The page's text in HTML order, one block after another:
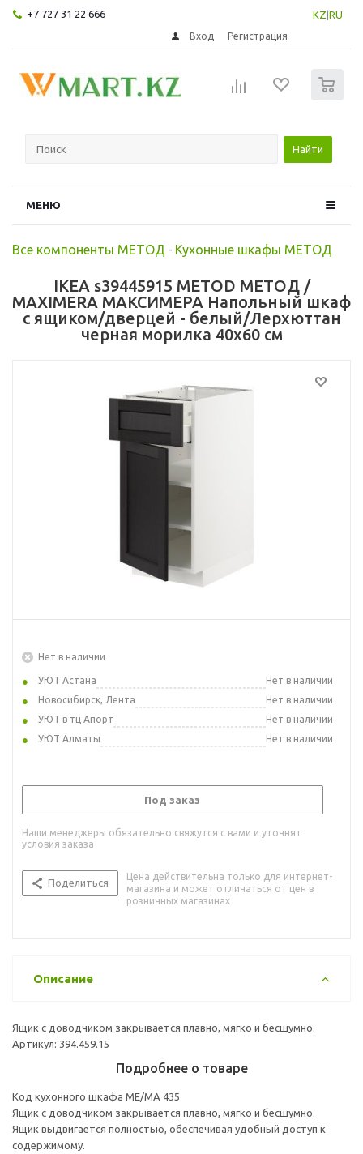
+7 727 31 22 666 KZ RU
Вход Регистрация
Найти
МЕНЮ
Все компоненты МЕТОД - Кухонные шкафы МЕТОД
IKEA s39445915 METOD МЕТОД /
MAXIMERA МАКСИМЕРА Напольный шкаф
с ящиком/дверцей - белый/Лерхюттан
черная морилка 40x60 см
Нет в наличии
УЮТ Астана
Нет в наличии
Новосибирск, Лента
Нет в наличии
УЮТ в тц Апорт
Нет в наличии
УЮТ Алматы
Нет в наличии
Под заказ
Наши менеджеры обязательно свяжутся с вами и уточнят
условия заказа
Поделиться
Цена действительна только для интернет-
магазина и может отличаться от цен в
розничных магазинах
Описание
Ящик с доводчиком закрывается плавно, мягко и бесшумно.
Артикул: 394.459.15
Подробнее о товаре
Код кухонного шкафа ME/MA 435
Ящик с доводчиком закрывается плавно, мягко и бесшумно.
Ящик выдвигается полностью, обеспечивая удобный доступ к
содержимому.